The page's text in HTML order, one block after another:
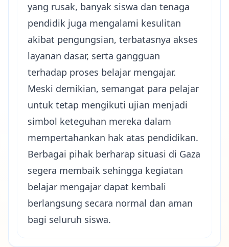
yang rusak, banyak siswa dan tenaga
pendidik juga mengalami kesulitan
akibat pengungsian, terbatasnya akses
layanan dasar, serta gangguan
terhadap proses belajar mengajar.
Meski demikian, semangat para pelajar
untuk tetap mengikuti ujian menjadi
simbol keteguhan mereka dalam
mempertahankan hak atas pendidikan.
Berbagai pihak berharap situasi di Gaza
segera membaik sehingga kegiatan
belajar mengajar dapat kembali
berlangsung secara normal dan aman
bagi seluruh siswa.